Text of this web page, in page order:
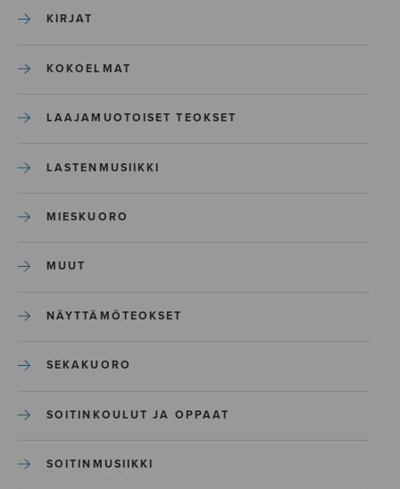
KIRJAT
KOKOELMAT
LAAJAMUOTOISET TEOKSET
LASTENMUSIIKKI
MIESKUORO
MUUT
NÄYTTÄMÖTEOKSET
SEKAKUORO
SOITINKOULUT JA OPPAAT
SOITINMUSIIKKI